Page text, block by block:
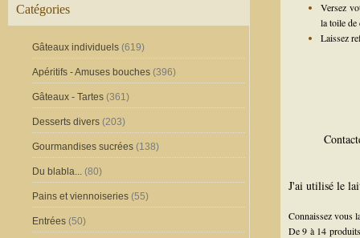
Catégories
Gâteaux individuels (619)
Apéritifs - Amuses bouches (396)
Gâteaux - Tartes (361)
Desserts divers (203)
Gourmandises sucrées (138)
Du blabla... (80)
Pains et viennoiseries (55)
Entrées (50)
Versez
la toile de
Laissez
J'ai utilisé le
Connaissez vous
De 9 à 14